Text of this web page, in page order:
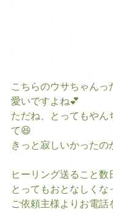
こちらのウサちゃんっ
愛いですよね💕
ただね、とってもやん
て😆
きっと寂しいかったの
ヒーリング送ること数
とってもおとなしくな
ご依頼主様よりお電話